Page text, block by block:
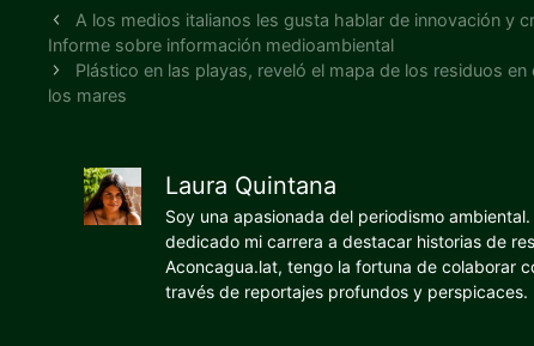
A los medios italianos les gusta hablar de innovación y
Informe sobre información medioambiental
Plástico en las playas, reveló el mapa de los residuos
los mares
Laura Quintana
Soy una apasionada del periodismo
dedicado mi carrera a destacar historias de
Aconcagua.lat, tengo la fortuna de colaborar
través de reportajes profundos y perspicaces.